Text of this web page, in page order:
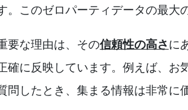
。このゼロパーティデータの最大
要な理由は、その信頼性の高さに
確に反映しています。例えば、
問したとき、集まる情報は非常